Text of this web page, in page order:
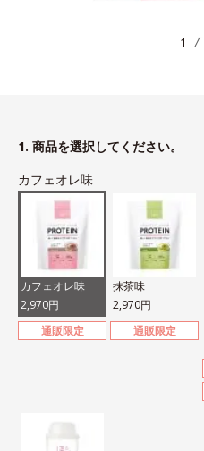
1
1. 商品を選択してください。
カフェオレ味
カフェオレ味
2,970円
通販限定
抹茶味
2,970円
通販限定